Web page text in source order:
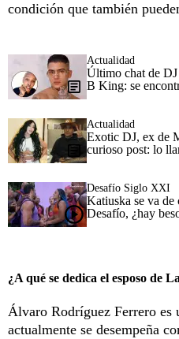
condición que también
Actualidad
Último chat de
B King: se
Actualidad
Exotic DJ, ex de
curioso post: lo
Desafío Siglo XXI
Katiuska se va de
Desafío, ¿hay
¿A qué se dedica el esposo de
Álvaro Rodríguez Ferrero es
actualmente se desempeña